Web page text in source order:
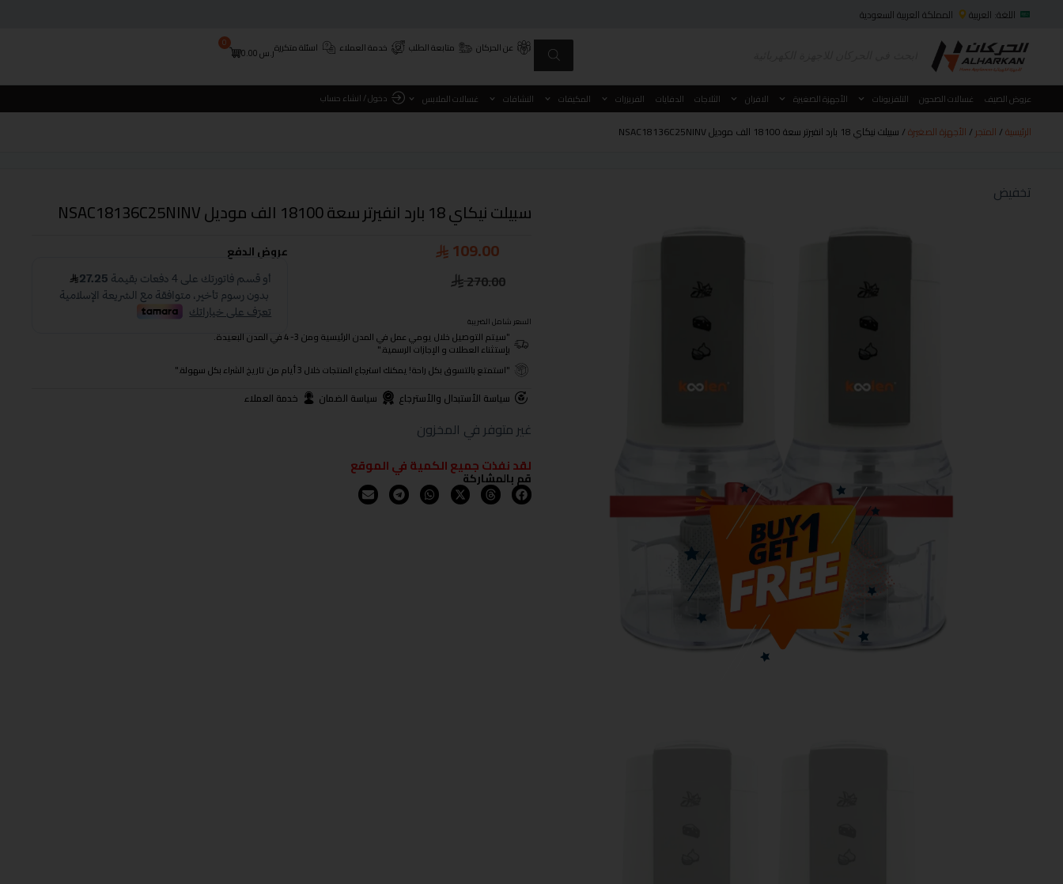
اللغة: العربية المملكة العربية السعودية
عن الحركان متابعة الطلب خدمة العملاء اسئلة متكررةر.س0.00
0
عروض الصيف غسالات الصحون التلفزيونات الأجهزة الصغيرة الافران الثلاجات الدفايات الفريزرات المكيفات النشافات غسالات الملابس دخول / انشاء حساب
الرئيسية/ المتجر / الأجهزة الصغيرة/ سبيلت نيكاي 18 بارد انفيرتر سعة 18100 الف موديل NSAC18136C25NINV
تخفيض
سبيلت نيكاي 18 بارد انفيرتر سعة 18100 الف موديل NSAC18136C25NINV
270.00
109.00
السعر شامل الضريبة
عروض الدفع
"سيتم التوصيل خلال يومي عمل في المدن الرئيسية ومن 3- 4 في المدن البعيدة.
بإستثناء العطلات و الإجازات الرسمية."
"استمتع بالتسوق بكل راحة! يمكنك استرجاع المنتجات خلال 3 أيام من تاريخ الشراء بكل سهولة."
سياسة الأستبدال والأسترجاع سياسة الضمان خدمة العملاء
غير متوفر في المخزون
لقد نفذت جميع الكمية في الموقع
قم بالمشاركة